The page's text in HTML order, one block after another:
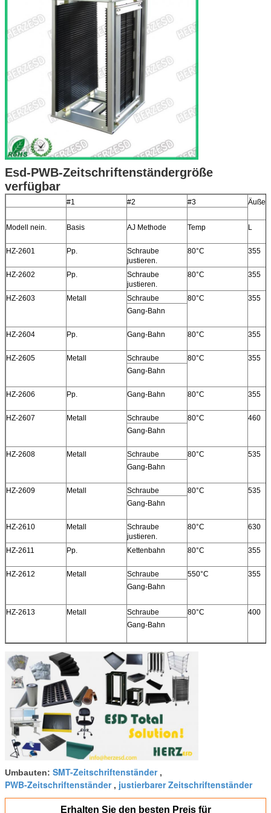
Esd-PWB-Zeitschriftenständergröße
verfügbar
#1 #2 #3
Modell nein. Basis AJ Methode Temp L
HZ-2601 Pp.
Schraube
justieren.
80°C 355
HZ-2602 Pp.
Schraube
justieren.
80°C 355
HZ-2603 Metall Schraube 80°C
355
Gang-Bahn
HZ-2604 Pp. Gang-Bahn 80°C 355
HZ-2605 Metall Schraube 80°C
355
Gang-Bahn
HZ-2606 Pp. Gang-Bahn 80°C 355
HZ-2607 Metall Schraube 80°C
460
Gang-Bahn
HZ-2608 Metall Schraube 80°C
535
Gang-Bahn
HZ-2609 Metall Schraube 80°C
535
Gang-Bahn
HZ-2610 Metall
Schraube
justieren.
80°C 630
HZ-2611 Pp. Kettenbahn 80°C 355
HZ-2612 Metall Schraube 550°C
355
Gang-Bahn
HZ-2613 Metall Schraube 80°C
400
Gang-Bahn
Umbauten: SMT-Zeitschriftenständer,
PWB-Zeitschriftenständer, justierbarer Zeitschriftenständer
Erhalten Sie den besten Preis für